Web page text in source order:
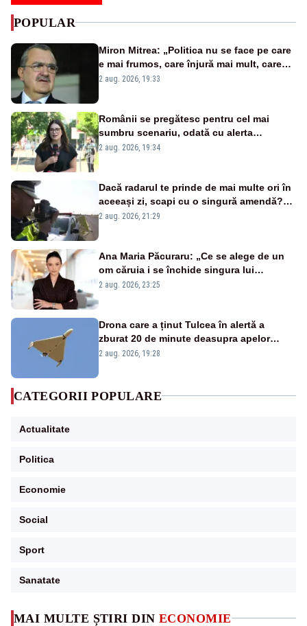
MAI MULTE ȘTIRI DIN ECONOMIE
POPULAR
Miron Mitrea: „Politica nu se face pe care
e mai frumos, care înjură mai mult, care
țipă mai tare, ci pe proiecte”
2 aug. 2026, 19:33
Românii se pregătesc pentru cel mai
sumbru scenariu, odată cu alerta
energetică
2 aug. 2026, 19:34
Dacă radarul te prinde de mai multe ori în
aceeași zi, scapi cu o singură amendă?
Ce spune legea
2 aug. 2026, 21:29
Ana Maria Păcuraru: „Ce se alege de un
om căruia i se închide singura lui
portiță?”
2 aug. 2026, 23:25
Drona care a ținut Tulcea în alertă a
zburat 20 de minute deasupra apelor
României. Au fost ridicate două F-16
2 aug. 2026, 19:28
CATEGORII POPULARE
Actualitate
Politica
Economie
Social
Sport
Sanatate